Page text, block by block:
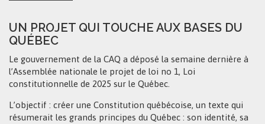
UN PROJET QUI TOUCHE AUX BASES DU
QUÉBEC
Le gouvernement de la CAQ a déposé la semaine dernière à
l’Assemblée nationale le projet de loi no 1, Loi
constitutionnelle de 2025 sur le Québec.
L’objectif : créer une Constitution québécoise, un texte qui
résumerait les grands principes du Québec : son identité, sa